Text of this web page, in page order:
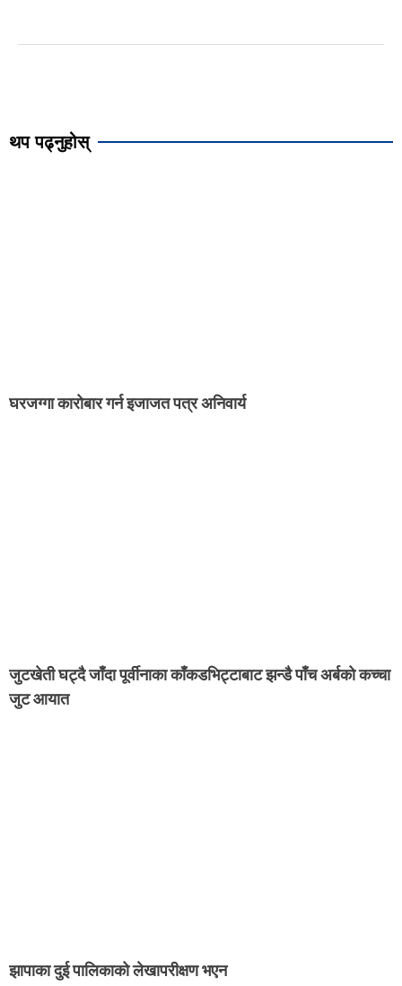
थप पढ्नुहोस्
घरजग्गा कारोबार गर्न इजाजत पत्र अनिवार्य
जुटखेती घट्दै जाँदा पूर्वीनाका काँकडभिट्टाबाट झन्डै पाँच अर्बको कच्चा
जुट आयात
झापाका दुई पालिकाको लेखापरीक्षण भएन